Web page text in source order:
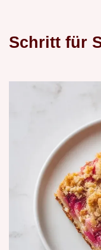
Schritt für